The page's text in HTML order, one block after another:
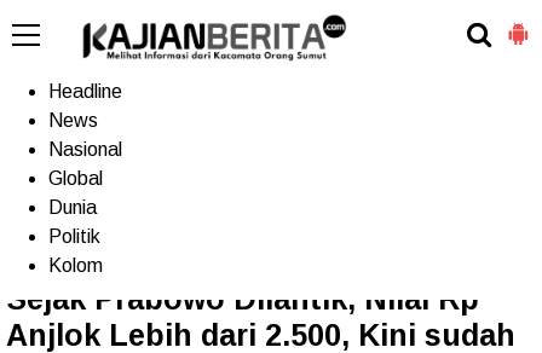
Home
Headline
News
Nasional
Global
Dunia
Politik
Kolom
Terkini
Sejak Prabowo Dilantik, Nilai Rp
Anjlok Lebih dari 2.500, Kini sudah